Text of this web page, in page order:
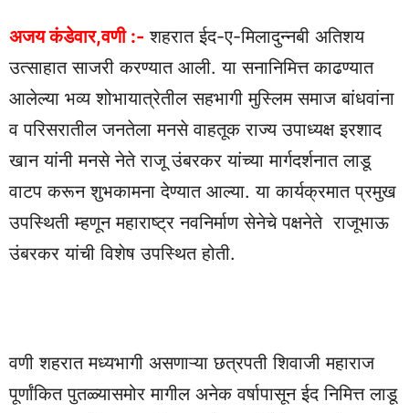
अजय कंडेवार,वणी :- शहरात ईद-ए-मिलादुन्नबी अतिशय
उत्साहात साजरी करण्यात आली. या सनानिमित्त काढण्यात
आलेल्या भव्य शोभायात्रेतील सहभागी मुस्लिम समाज बांधवांना
व परिसरातील जनतेला मनसे वाहतूक राज्य उपाध्यक्ष इरशाद
खान यांनी मनसे नेते राजू उंबरकर यांच्या मार्गदर्शनात लाडू
वाटप करून शुभकामना देण्यात आल्या. या कार्यक्रमात प्रमुख
उपस्थिती म्हणून महाराष्ट्र नवनिर्माण सेनेचे पक्षनेते राजूभाऊ
उंबरकर यांची विशेष उपस्थित होती.
वणी शहरात मध्यभागी असणाऱ्या छत्रपती शिवाजी महाराज
पूर्णांकित पुतळ्यासमोर मागील अनेक वर्षापासून ईद निमित्त लाडू